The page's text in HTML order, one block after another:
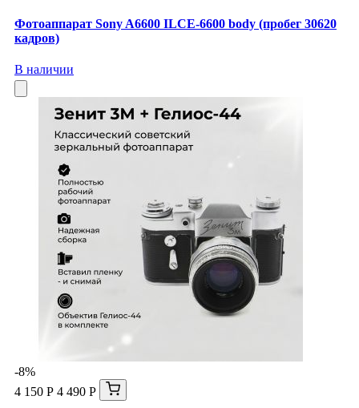
Фотоаппарат Sony A6600 ILCE-6600 body (пробег 30620
кадров)
В наличии
-8%
4 150 Р 4 490 Р